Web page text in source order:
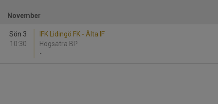
November
Sön 3
10:30
IFK Lidingö FK - Älta IF
Högsätra BP
-